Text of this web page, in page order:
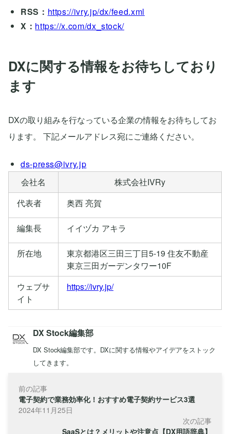
RSS： https://ivry.jp/dx/feed.xml
X： https://x.com/dx_stock/
DXに関する情報をお待ちしており
ます
DXの取り組みを行なっている企業の情報をお待ちしてお
ります。 下記メールアドレス宛にご連絡ください。
ds-press@ivry.jp
会社名
株式会社IVRy
代表者
奥西 亮賀
編集長 イイヅカ アキラ
所在地
東京都港区三田三丁目5-19 住友不動産
東京三田ガーデンタワー10F
ウェブサ
イト
https://ivry.jp/
DX Stock編集部
DX Stock編集部です。DXに関する情報やアイデアをストック
してきます。
前の記事
電子契約で業務効率化！おすすめ電子契約サービス3選
2024年11月25日
次の記事
SaaSとは？メリットや注意点【DX用語辞典】